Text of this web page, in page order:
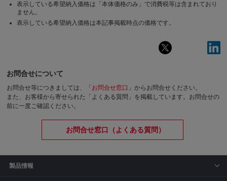
表示している希望納入価格は「本体価格のみ」で消費税等は含まれており
ません。
表示している希望納入価格は本記事掲載時点の価格です。
お問合せについて
お問合せ等につきましては、「 お問合せ窓口 」からお問合せください。
また、お客様から寄せられた「よくある質問」を掲載しています。お問合せの
前に一度ご確認ください。
お問合せ窓口（よくある質問）
製品情報